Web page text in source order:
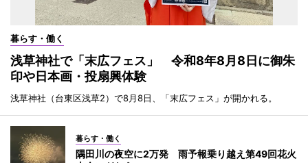
暮らす・働く
浅草神社で「末広フェス」 令和8年8月8日に御朱
印や日本画・投扇興体験
浅草神社（台東区浅草2）で8月8日、「末広フェス」が開かれる。
暮らす・働く
隅田川の夜空に2万発 雨予報乗り越え第49回花火